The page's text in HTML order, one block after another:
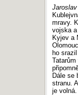
Jaroslav
mravy.
vojska
Kyjev a
ho
Dále se
stranu.
je volná.